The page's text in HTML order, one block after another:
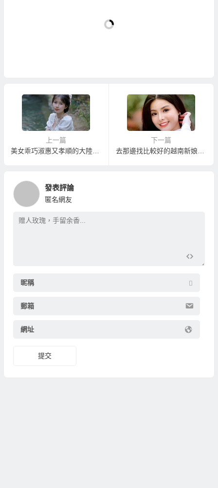
上一篇
美女乖巧淑惠又孝順的大陸新娘！？
下一篇
發表評論
匿名網友
昵稱
郵箱
網址
提交